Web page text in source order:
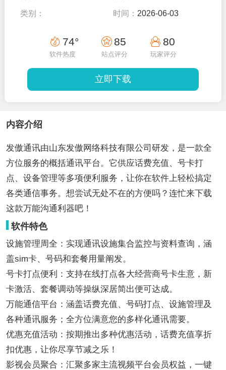
类别： 时间： 2026-06-03
74°
软件热度
85
站点评分
80
玩家评分
立即下载
内容介绍
发傲通讯由山东发傲网络科技有限公司研发，是一款全
方位服务的概括通讯平台。它供应话费充值、号卡打
点、设备管理等多项便利服务，让你在软件上轻松搞定
各类通信事务。想尝试无处不在的方便吗？连忙来下载
这款万能沟通利器吧！
软件特色
设施管理周全：实现通讯设施集合监控与资料查询，涵
盖sim卡、号码和套餐用量阐发。
号卡打点便利：支持在线打点各大经营商号卡生意，新
卡激活、套餐调动等操纵深居简出便可达成。
万能通信平台：涵盖话费充值、号码打点、设施管理及
各种通讯服务；全方位满意您的多样化通讯需要。
优惠充值活动：按期推出多种优惠活动，话费充值享折
扣优惠，让你尽享节减之乐！
影视会员聚合：汇聚多家主流视频平台会员权益，一键